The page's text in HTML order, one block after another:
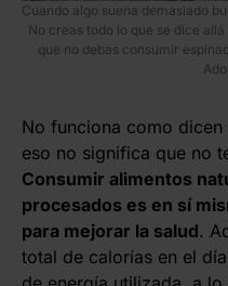
Cuando algo suena demasiado
No creas todo lo que se dice
que no debas consumir
No funciona como
eso no significa que no
Consumir alimentos
procesados es en sí
para mejorar la salud.
total de calorías en el